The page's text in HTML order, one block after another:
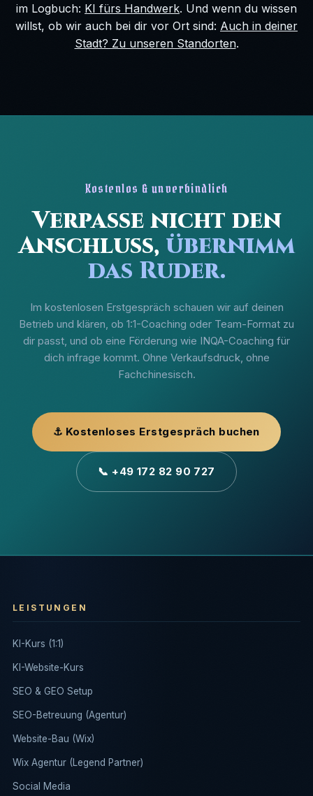
im Logbuch: KI fürs Handwerk. Und wenn du wissen
willst, ob wir auch bei dir vor Ort sind: Auch in deiner
Stadt? Zu unseren Standorten.
Kostenlos & unverbindlich
Verpasse nicht den
Anschluss, übernimm
das Ruder.
Im kostenlosen Erstgespräch schauen wir auf deinen
Betrieb und klären, ob 1:1-Coaching oder Team-Format zu
dir passt, und ob eine Förderung wie INQA-Coaching für
dich infrage kommt. Ohne Verkaufsdruck, ohne
Fachchinesisch.
⚓ Kostenloses Erstgespräch buchen
📞 +49 172 82 90 727
LEISTUNGEN
KI-Kurs (1:1)
KI-Website-Kurs
SEO & GEO Setup
SEO-Betreuung (Agentur)
Website-Bau (Wix)
Wix Agentur (Legend Partner)
Social Media